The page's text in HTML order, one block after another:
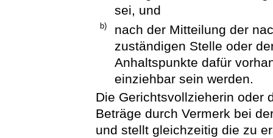
sei, und
b)
nach der Mitteilung der
zuständigen Stelle oder
Anhaltspunkte dafür
einziehbar sein werden.
Die Gerichtsvollzieherin oder
Beträge durch Vermerk bei
und stellt gleichzeitig die zu